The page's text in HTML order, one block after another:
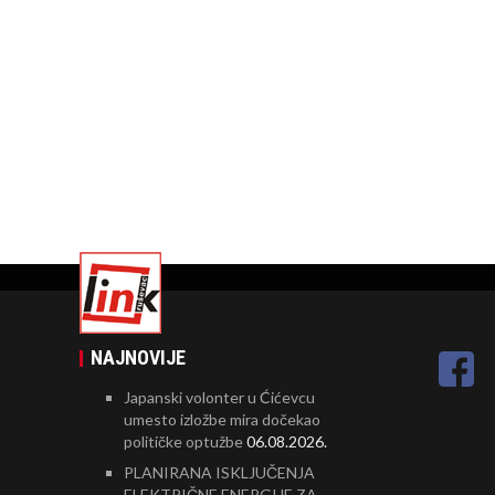
NAJNOVIJE
Japanski volonter u Ćićevcu
umesto izložbe mira dočekao
političke optužbe06.08.2026.
PLANIRANA ISKLJUČENJA